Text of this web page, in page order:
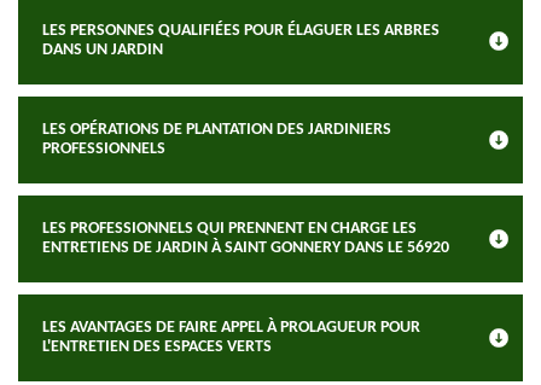
LES PERSONNES QUALIFIÉES POUR ÉLAGUER LES ARBRES
DANS UN JARDIN
LES OPÉRATIONS DE PLANTATION DES JARDINIERS
PROFESSIONNELS
LES PROFESSIONNELS QUI PRENNENT EN CHARGE LES
ENTRETIENS DE JARDIN À SAINT GONNERY DANS LE 56920
LES AVANTAGES DE FAIRE APPEL À PROLAGUEUR POUR
L'ENTRETIEN DES ESPACES VERTS